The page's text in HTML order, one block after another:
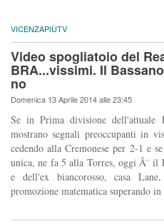
VICENZAPIÙTV
Video spogliatoio del
BRA...vissimi. Il
no
Domenica 13 Aprile 2014 alle 23:45
Se in Prima divisione dell'attuale
mostrano segnali preoccupanti in
cedendo alla Cremonese per 2-1 e
unica, ne fa 5 alla Torres, oggi Ã¨
e dell'ex biancorosso, casa
promozione matematica superando